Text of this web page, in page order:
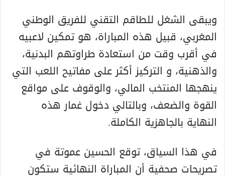
ويبقى الشغل للطاقم التقني للفريق الوطني
المغربي، قبيل هذه المباراة، هو تمكين لاعبيه
في أقرب وقت من استعادة طراوتهم البدنية،
والذهنية، و التركيز أكثر على مفاتيح اللعب التي
ينهجها المنتخب المالي، والوقوف على مواقع
القوة والضعف، وبالتالي دخول غمار هذه
النهاية بالجاهزية الكاملة.
في هذا السياق، توقع الحسين عموتة في
تصريحات صحفية أن المباراة النهائية ستكون